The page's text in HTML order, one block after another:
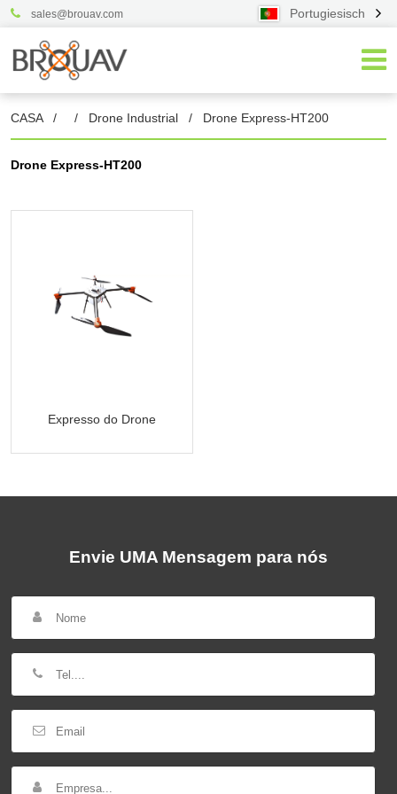
sales@brouav.com Portugiesisch
CASA / / Drone Industrial / Drone Express-HT200
Drone Express-HT200
Expresso do Drone
Envie UMA Mensagem para nós